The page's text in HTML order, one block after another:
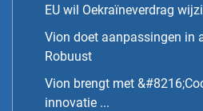
EU wil Oekraïneverdrag
Vion doet aanpassingen in
Robuust
Vion brengt met
innovatie ...